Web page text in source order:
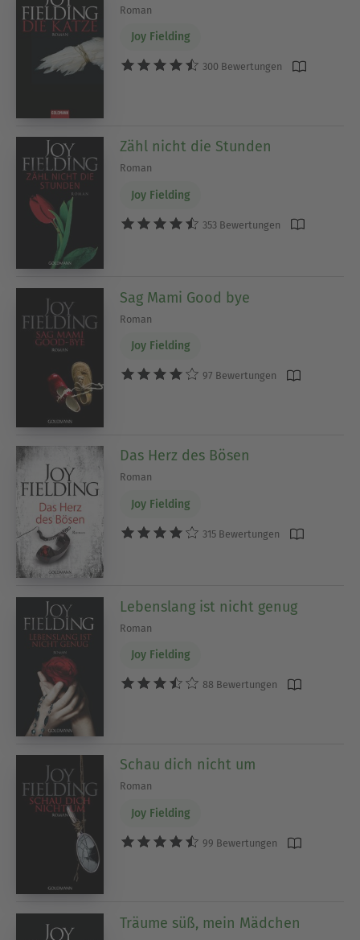
Roman
Joy Fielding
300 Bewertungen
Zähl nicht die Stunden
Roman
Joy Fielding
353 Bewertungen
Sag Mami Good bye
Roman
Joy Fielding
97 Bewertungen
Das Herz des Bösen
Roman
Joy Fielding
315 Bewertungen
Lebenslang ist nicht genug
Roman
Joy Fielding
88 Bewertungen
Schau dich nicht um
Roman
Joy Fielding
99 Bewertungen
Träume süß, mein Mädchen